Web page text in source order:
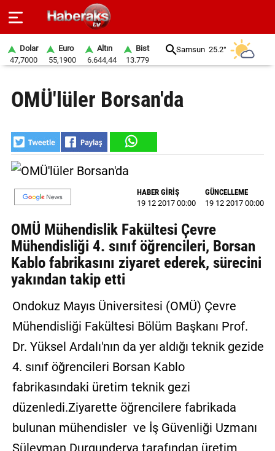
SPOR
YAŞAM
EKONOMİ
BELEDİYELER
SİYASET
EĞİTİM
VİDEO
YAZARLAR
BİZE
ULAŞIN
Künye
İletişim
Dolar
47,7000
Euro
55,1900
Altın
6.644,44
Bist
13.779
Samsun 25.2°
OMÜ'lüler Borsan'da
HABER GİRİŞ
19 12 2017 00:00
GÜNCELLEME
19 12 2017 00:00
OMÜ Mühendislik Fakültesi Çevre
Mühendisliği 4. sınıf öğrencileri, Borsan
Kablo fabrikasını ziyaret ederek, sürecini
yakından takip etti
Ondokuz Mayıs Üniversitesi (OMÜ) Çevre
Mühendisliği Fakültesi Bölüm Başkanı Prof.
Dr. Yüksel Ardalı'nın da yer aldığı teknik gezide
4. sınıf öğrencileri Borsan Kablo
fabrikasındaki üretim teknik gezi
düzenledi.Ziyarette öğrencilere fabrikada
bulunan mühendisler ve İş Güvenliği Uzmanı
Süleyman Durgunderya tarafından üretim